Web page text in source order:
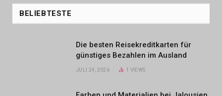
BELIEBTESTE
Die besten Reisekreditkarten für
günstiges Bezahlen im Ausland
JULI 24, 2026 1 VIEWS